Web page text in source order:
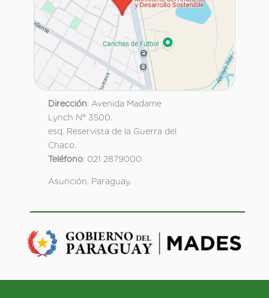
Dirección: Avenida Madame
Lynch N° 3500.
esq. Reservista de la Guerra del
Chaco.
Teléfono: 021 2879000
Asunción, Paraguay.